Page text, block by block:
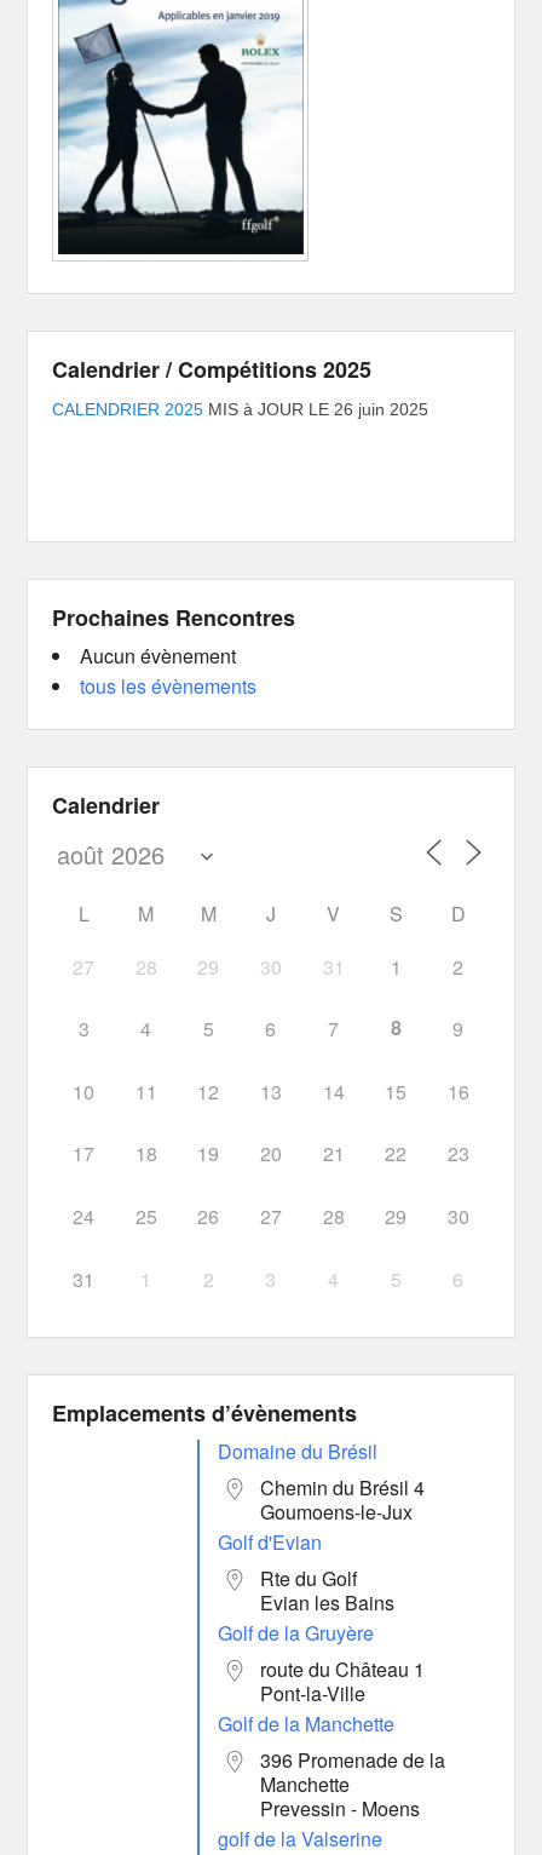
Calendrier / Compétitions 2025
CALENDRIER 2025 MIS à JOUR LE 26 juin 2025
Prochaines Rencontres
Aucun évènement
tous les évènements
Calendrier
L M M J V S
D
27
28 29 30 31 1 2
3 4 5 6 7 8 9
10 11 12 13 14 15 16
17 18 19 20 21 22 23
24 25 26 27 28 29 30
31 1 2 3 4 5 6
Emplacements d’évènements
Domaine du Brésil
Chemin du Brésil 4
Goumoens-le-Jux
Golf d'Evian
Rte du Golf
Evian les Bains
Golf de la Gruyère
route du Château 1
Pont-la-Ville
Golf de la Manchette
396 Promenade de la
Manchette
Prevessin - Moens
golf de la Valserine